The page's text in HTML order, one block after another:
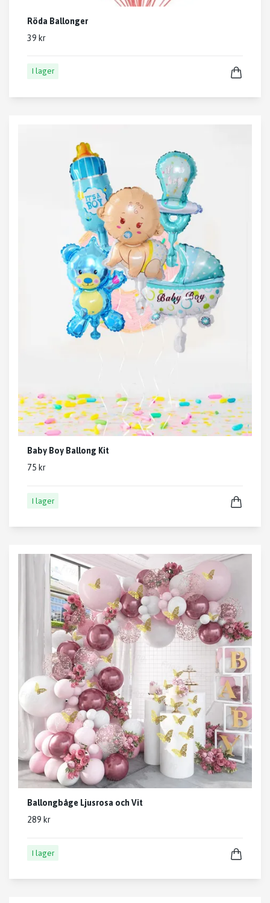
Röda Ballonger
39 kr
I lager
Baby Boy Ballong Kit
75 kr
I lager
Ballongbåge Ljusrosa och Vit
289 kr
I lager